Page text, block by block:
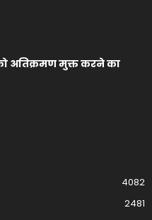
अतिक्रमण मुक्त करने का
4082
2481